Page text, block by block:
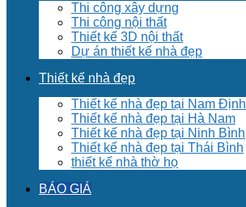
Thi công xây dựng
Thi công nội thất
Thiết kế 3D nội thất
Dự án thiết kế nhà đẹp
Thiết kế nhà đẹp
Thiết kế nhà đẹp tại Nam Định
Thiết kế nhà đẹp tại Hà Nam
Thiết kế nhà đẹp tại Ninh Bình
Thiết kế nhà đẹp tại Thái Bình
thiết kế nhà thờ họ
BÁO GIÁ